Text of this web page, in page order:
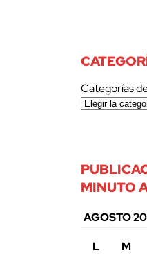
Categorías
MINUTO
AGOSTO
L
M